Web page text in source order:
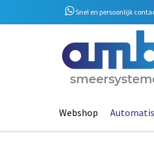
Snel en persoonlijk
Webshop